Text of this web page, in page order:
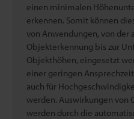
einen minimalen
erkennen. Somit können
von Anwendungen, von der
Objekterkennung bis zur
Objekthöhen, eingesetzt
einer geringen
auch für
werden. Auswirkungen von
werden durch die